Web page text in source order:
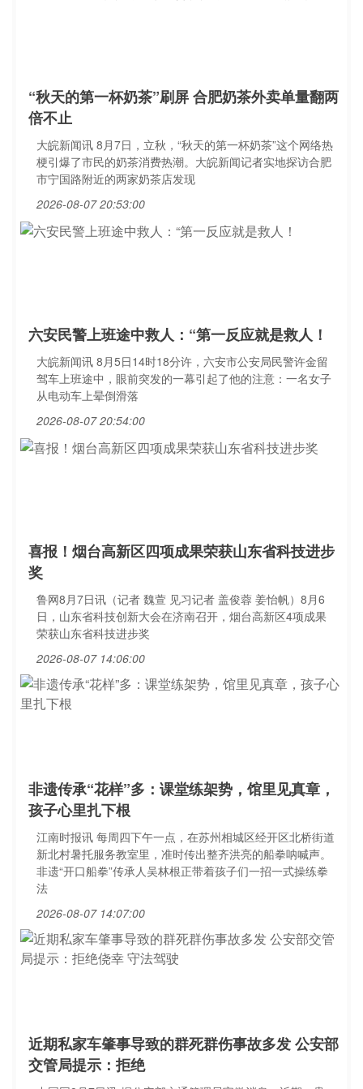
“秋天的第一杯奶茶”刷屏 合肥奶茶外卖单量翻两
倍不止
大皖新闻讯 8月7日，立秋，“秋天的第一杯奶茶”这个网络热
梗引爆了市民的奶茶消费热潮。大皖新闻记者实地探访合肥
市宁国路附近的两家奶茶店发现
2026-08-07 20:53:00
六安民警上班途中救人：“第一反应就是救人！
大皖新闻讯 8月5日14时18分许，六安市公安局民警许金留
驾车上班途中，眼前突发的一幕引起了他的注意：一名女子
从电动车上晕倒滑落
2026-08-07 20:54:00
喜报！烟台高新区四项成果荣获山东省科技进步
奖
鲁网8月7日讯（记者 魏萱 见习记者 盖俊蓉 姜怡帆）8月6
日，山东省科技创新大会在济南召开，烟台高新区4项成果
荣获山东省科技进步奖
2026-08-07 14:06:00
非遗传承“花样”多：课堂练架势，馆里见真章，
孩子心里扎下根
江南时报讯 每周四下午一点，在苏州相城区经开区北桥街道
新北村暑托服务教室里，准时传出整齐洪亮的船拳呐喊声。
非遗“开口船拳”传承人吴林根正带着孩子们一招一式操练拳
法
2026-08-07 14:07:00
近期私家车肇事导致的群死群伤事故多发 公安部
交管局提示：拒绝